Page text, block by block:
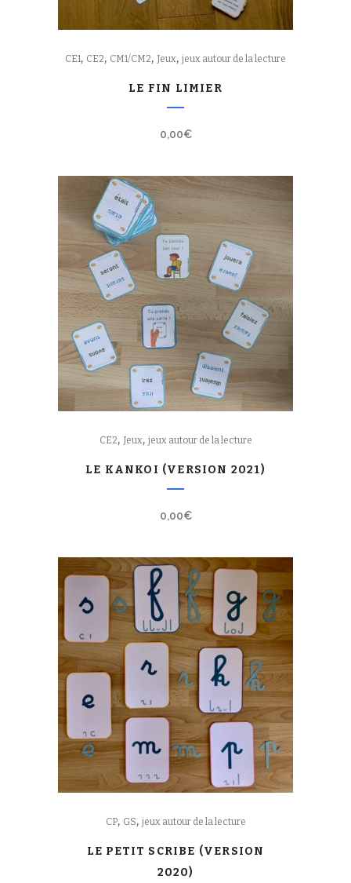
CE1, CE2, CM1/CM2, Jeux, jeux autour de la lecture
LE FIN LIMIER
0,00€
CE2, Jeux, jeux autour de la lecture
LE KANKOI (VERSION 2021)
0,00€
CP, GS, jeux autour de la lecture
LE PETIT SCRIBE (VERSION
2020)